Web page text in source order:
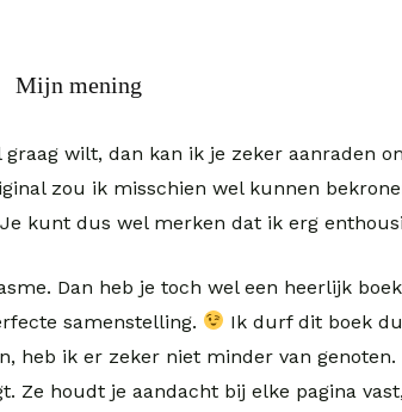
Mijn mening
wilt, dan kan ik je zeker aanraden
zou ik misschien wel kunnen
kunt dus wel merken dat ik erg
Dan heb je toch wel een heerlijk
samenstelling.
Ik durf dit boek
heb ik er zeker niet minder van genoten.
Ze houdt je aandacht bij elke pagina